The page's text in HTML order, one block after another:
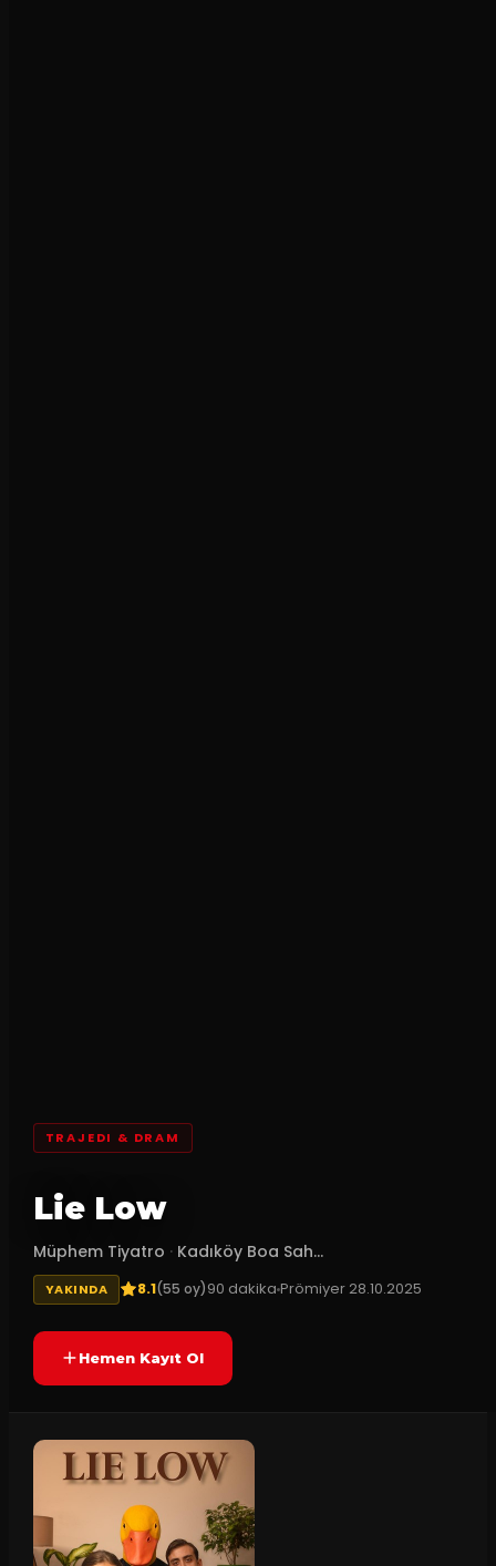
TRAJEDI & DRAM
Lie Low
Müphem Tiyatro · Kadıköy Boa Sah...
YAKINDA 8.1(55 oy)90 dakikaPrömiyer 28.10.2025
Hemen Kayıt Ol